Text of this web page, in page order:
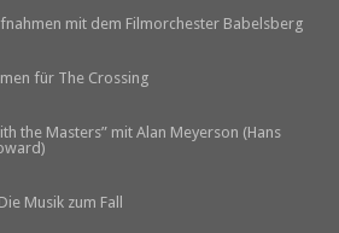
mit dem Filmorchester Babelsberg
für The Crossing
the Masters” mit Alan Meyerson (Hans
Musik zum Fall